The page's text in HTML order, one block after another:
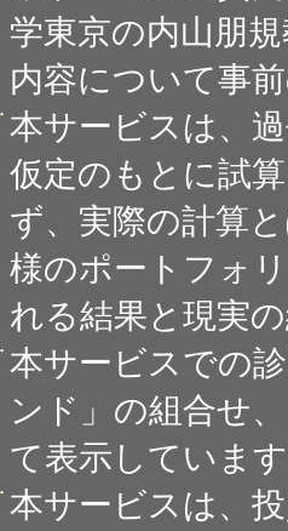
学東京の内山朋
内容について事
本サービスは、
仮定のもとに試
ず、実際の計算
様のポートフォ
れる結果と現実
本サービスでの
ンド」の組合せ
て表示しています
本サービスは、